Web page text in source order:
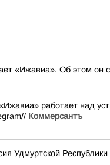
«Ижавиа». Об этом он
работает над
// Коммерсантъ
Удмуртской